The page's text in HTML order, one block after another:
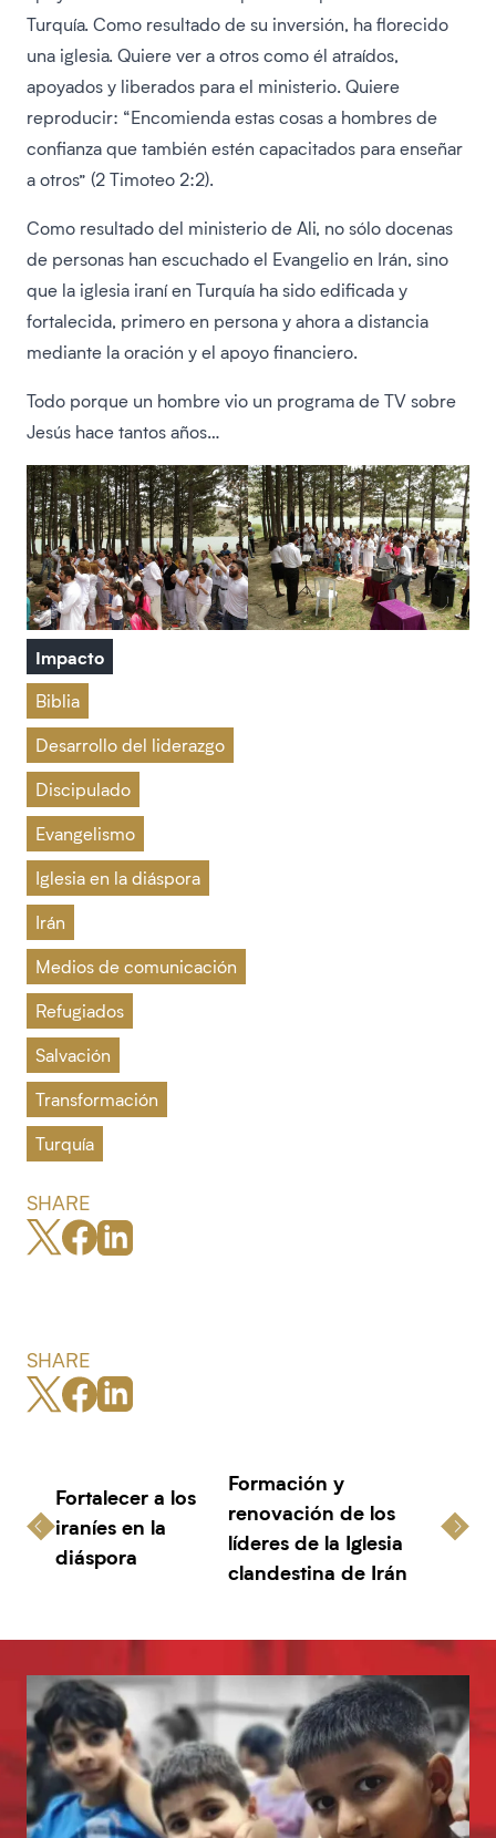
Turquía. Como resultado de su inversión, ha florecido
una iglesia. Quiere ver a otros como él atraídos,
apoyados y liberados para el ministerio. Quiere
reproducir: “Encomienda estas cosas a hombres de
confianza que también estén capacitados para enseñar
a otros” (2 Timoteo 2:2).
Como resultado del ministerio de Ali, no sólo docenas
de personas han escuchado el Evangelio en Irán, sino
que la iglesia iraní en Turquía ha sido edificada y
fortalecida, primero en persona y ahora a distancia
mediante la oración y el apoyo financiero.
Todo porque un hombre vio un programa de TV sobre
Jesús hace tantos años…
Impacto
Biblia
Desarrollo del liderazgo
Discipulado
Evangelismo
Iglesia en la diáspora
Irán
Medios de comunicación
Refugiados
Salvación
Transformación
Turquía
SHARE
SHARE
Fortalecer a los
iraníes en la
diáspora
Formación y
renovación de los
líderes de la Iglesia
clandestina de Irán